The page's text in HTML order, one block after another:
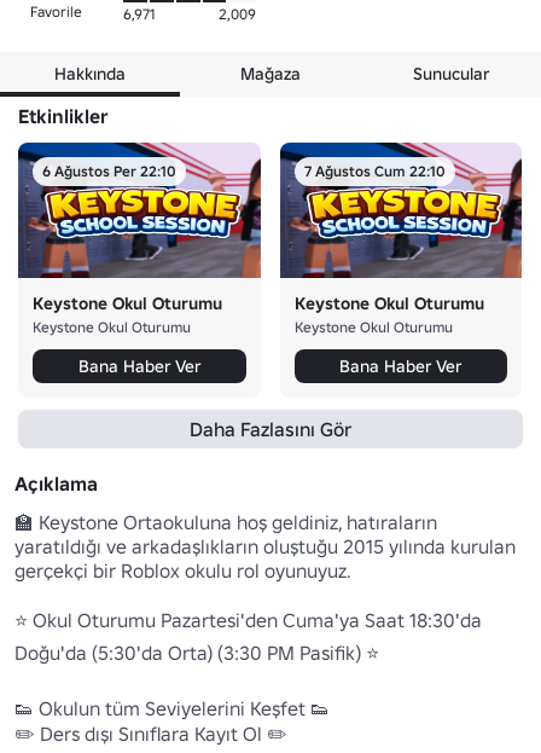
Favorile 6,971 2,009
Hakkında Mağaza Sunucular
Etkinlikler
6 Ağustos Per 22:10
Keystone Okul Oturumu
Keystone Okul Oturumu
Bana Haber Ver
7 Ağustos Cum 22:10
Keystone Okul Oturumu
Keystone Okul Oturumu
Bana Haber Ver
Daha Fazlasını Gör
Açıklama
🏫 Keystone Ortaokuluna hoş geldiniz, hatıraların
yaratıldığı ve arkadaşlıkların oluştuğu 2015 yılında kurulan
gerçekçi bir Roblox okulu rol oyunuyuz.
⭐ Okul Oturumu Pazartesi'den Cuma'ya Saat 18:30'da
Doğu'da (5:30'da Orta) (3:30 PM Pasifik) ⭐
👟 Okulun tüm Seviyelerini Keşfet 👟
✏️ Ders dışı Sınıflara Kayıt Ol ✏️